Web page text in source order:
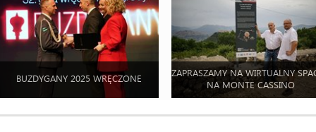
BUZDYGANY 2025 WRĘCZONE
ZAPRASZAMY NA WIRTUALNY
NA MONTE CASSINO